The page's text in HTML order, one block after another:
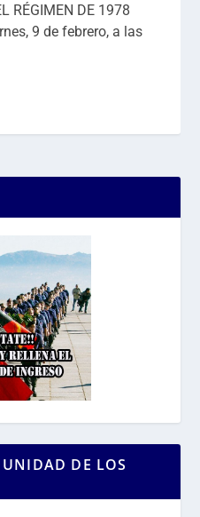
RÉGIMEN DE 1978
9 de febrero, a las
DE LOS